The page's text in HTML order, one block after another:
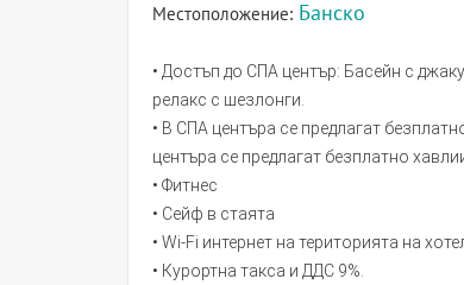
Местоположение: Банско
• Достъп до СПА център: Басейн с
релакс с шезлонги.
• В СПА центъра се предлагат
центъра се предлагат безплатно
• Фитнес
• Сейф в стаята
• Wi-Fi интернет на територията на
• Курортна такса и ДДС 9%.